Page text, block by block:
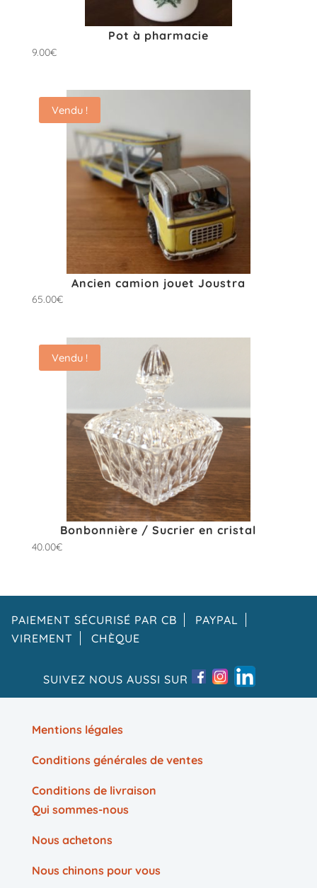
Pot à pharmacie
9.00€
Ancien camion jouet Joustra
65.00€
Vendu !
Bonbonnière / Sucrier en cristal
40.00€
Vendu !
PAIEMENT SÉCURISÉ PAR CB
PAYPAL
VIREMENT
CHÈQUE
SUIVEZ NOUS AUSSI SUR
Mentions légales
Conditions générales de ventes
Conditions de livraison
Qui sommes-nous
Nous achetons
Nous chinons pour vous